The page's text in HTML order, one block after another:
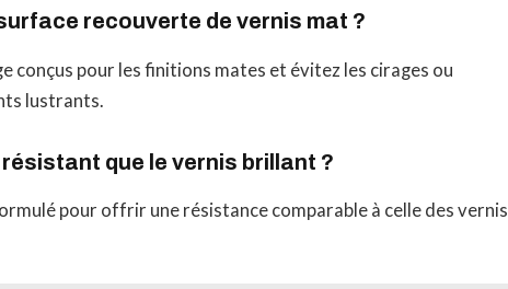
recouverte de vernis mat ?
conçus pour les finitions mates et évitez les cirages ou
lustrants.
que le vernis brillant ?
pour offrir une résistance comparable à celle des vernis